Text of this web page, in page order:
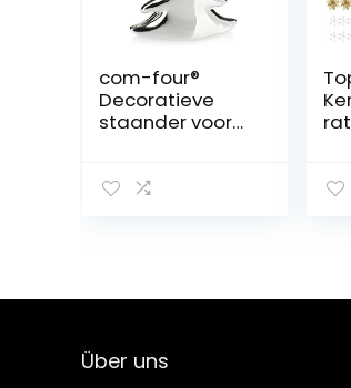
com-four®
Decoratieve
staander voor
keramiek –
kerstversiering
Über uns